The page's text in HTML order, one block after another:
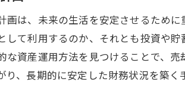
売却時に必
成功例から
専門家と
画は、未来の生活を安定させるため
して利用するのか、それとも投資や
な資産運用方法を見つけることで、
り、長期的に安定した財務状況を築